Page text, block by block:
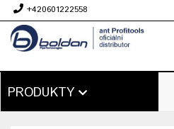
+420601222558
PRODUKTY